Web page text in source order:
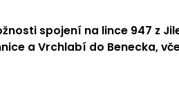
spojení na lince 947 z
a Vrchlabí do Benecka,